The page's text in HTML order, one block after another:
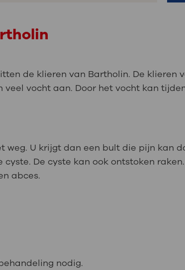
de klieren van Bartholin. De klieren
vocht aan. Door het vocht kan
U krijgt dan een bult die pijn kan
De cyste kan ook ontstoken
abces.
nodig.